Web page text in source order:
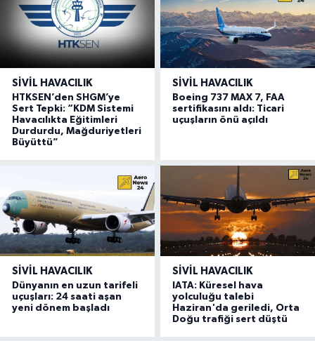
SIVIL HAVACILIK
HTKSEN’den SHGM’ye
Sert Tepki: “KDM Sistemi
Havacılıkta Eğitimleri
Durdurdu, Mağduriyetleri
Büyüttü”
SIVIL HAVACILIK
Boeing 737 MAX 7, FAA
sertifikasını aldı: Ticari
uçuşların önü açıldı
SIVIL HAVACILIK
Dünyanın en uzun tarifeli
uçuşları: 24 saati aşan
yeni dönem başladı
SIVIL HAVACILIK
IATA: Küresel hava
yolculuğu talebi
Haziran'da geriledi, Orta
Doğu trafiği sert düştü